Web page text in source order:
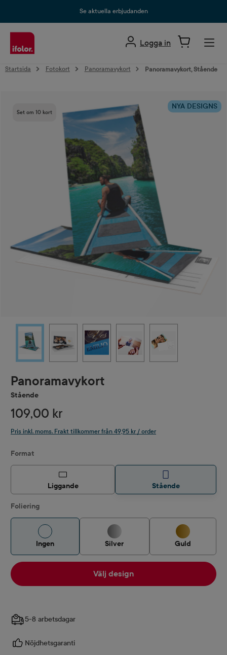
Se aktuella erbjudanden
Logga in
Startsida Fotokort Panoramavykort Panoramavykort, Stående
NYA DESIGNS
Set om 10 kort
Panoramavykort
Stående
109,00 kr
Pris inkl. moms. Frakt tillkommer från 49,95 kr / order
Välj
Format
Liggande Stående
Foliering
Ingen Silver Guld
Välj design
5-8 arbetsdagar
Nöjdhetsgaranti